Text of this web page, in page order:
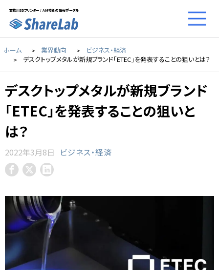
業務用3Dプリンター / AM技術の情報ポータル
ホーム 業界動向
ビジネス・経済
デスクトップメタルが新規ブランド「ETEC」を発表することの狙いとは？
デスクトップメタルが新規ブランド
「ETEC」を発表することの狙いと
は？
2022年3月8日 ビジネス・経済